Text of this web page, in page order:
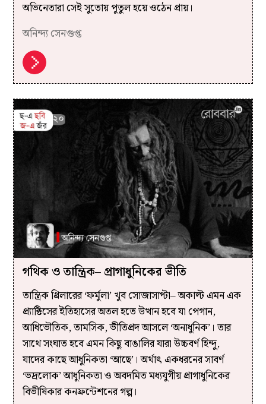
অভিনেতারা সেই সুতোয় পুতুল হয়ে ওঠেন প্রায়।
অনিন্দ্য সেনগুপ্ত
গথিক ও তান্ত্রিক– প্রাগাধুনিকের ভীতি
তান্ত্রিক থ্রিলারের ‘ফর্মুলা’ খুব সোজাসাপ্টা– অকাল্ট এমন এক
প্র্যাক্টিসের ইতিহাসের অতল হতে উত্থান হবে যা পেগান,
আধিভৌতিক, তামসিক, ভীতিপ্রদ আসলে ‘অনাধুনিক’। তার
সাথে সংঘাত হবে এমন কিছু বাঙালির যারা উচ্চবর্ণ হিন্দু,
যাদের কাছে আধুনিকতা ‘আছে’। অর্থাৎ একধরনের সাবর্ণ
‘ভদ্রলোক’ আধুনিকতা ও অবদমিত মধ্যযুগীয় প্রাগাধুনিকের
বিভীষিকার কনফ্রন্টেশনের গল্প।